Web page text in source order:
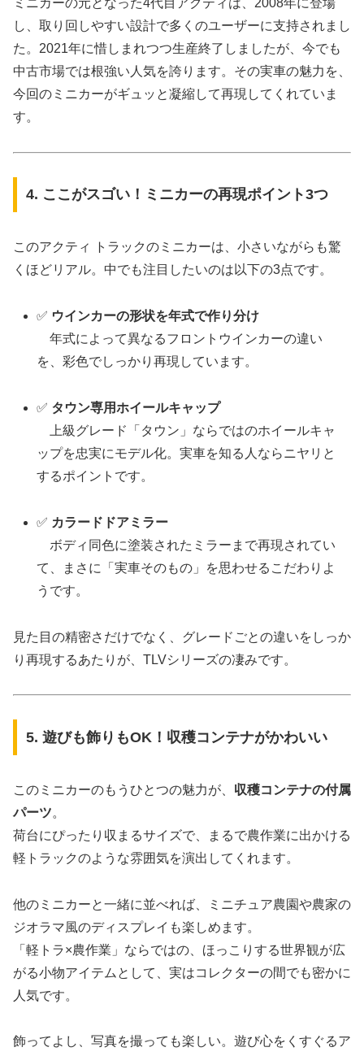
ミニカーの元となった4代目アクティは、2008年に登場
し、取り回しやすい設計で多くのユーザーに支持されまし
た。2021年に惜しまれつつ生産終了しましたが、今でも
中古市場では根強い人気を誇ります。その実車の魅力を、
今回のミニカーがギュッと凝縮して再現してくれていま
す。
4. ここがスゴい！ミニカーの再現ポイント3つ
このアクティ トラックのミニカーは、小さいながらも驚
くほどリアル。中でも注目したいのは以下の3点です。
✅ ウインカーの形状を年式で作り分け
年式によって異なるフロントウインカーの違い
を、彩色でしっかり再現しています。
✅ タウン専用ホイールキャップ
上級グレード「タウン」ならではのホイールキャ
ップを忠実にモデル化。実車を知る人ならニヤリと
するポイントです。
✅ カラードドアミラー
ボディ同色に塗装されたミラーまで再現されてい
て、まさに「実車そのもの」を思わせるこだわりよ
うです。
見た目の精密さだけでなく、グレードごとの違いをしっか
り再現するあたりが、TLVシリーズの凄みです。
5. 遊びも飾りもOK！収穫コンテナがかわいい
このミニカーのもうひとつの魅力が、 収穫コンテナの付属
パーツ。
荷台にぴったり収まるサイズで、まるで農作業に出かける
軽トラックのような雰囲気を演出してくれます。
他のミニカーと一緒に並べれば、ミニチュア農園や農家の
ジオラマ風のディスプレイも楽しめます。
「軽トラ×農作業」ならではの、ほっこりする世界観が広
がる小物アイテムとして、実はコレクターの間でも密かに
人気です。
飾ってよし、写真を撮っても楽しい。遊び心をくすぐるア